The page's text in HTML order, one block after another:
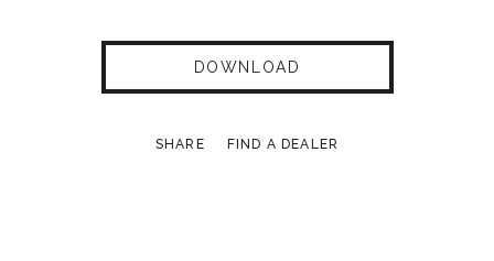
DOWNLOAD
SHARE FIND A DEALER